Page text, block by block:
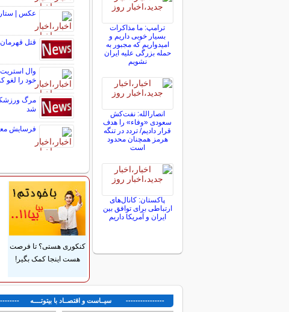
عکس |
قتل
وال استریت
خود را لغو
مرگ
شد
فرسایش
کنکوری هستی؟ تا فرصت
هست اینجا کمک بگیر!
ترامپ: ما مذاکرات
بسیار خوبی داریم و
امیدواریم که مجبور به
حمله بزرگی علیه ایران
نشویم
انصارالله: نفت‌کش
سعودی «وفاء» را هدف
قرار دادیم/ تردد در تنگه
هرمز همچنان محدود
است
پاکستان: کانال‌های
ارتباطی برای توافق بین
ایران و آمریکا داریم
---------------- سیــاست و اقتصــاد با بیتوتــــه